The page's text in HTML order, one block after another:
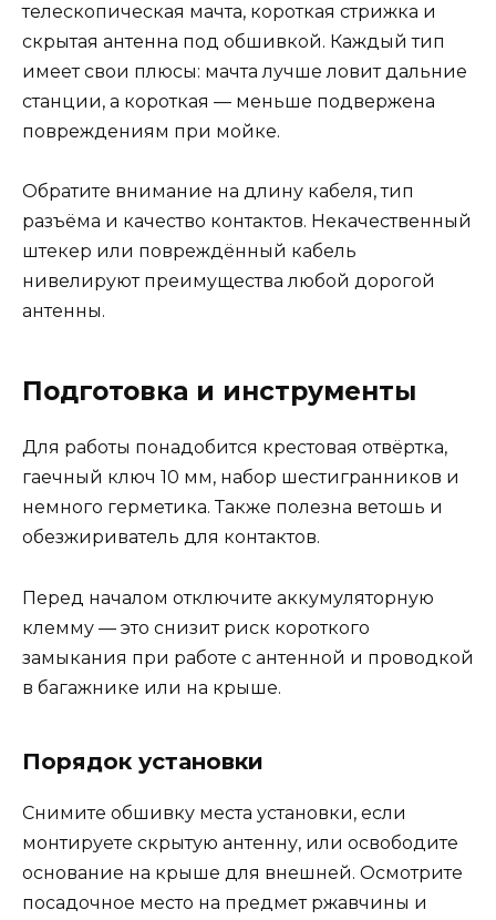
телескопическая мачта, короткая стрижка и
скрытая антенна под обшивкой. Каждый тип
имеет свои плюсы: мачта лучше ловит дальние
станции, а короткая — меньше подвержена
повреждениям при мойке.
Обратите внимание на длину кабеля, тип
разъёма и качество контактов. Некачественный
штекер или повреждённый кабель
нивелируют преимущества любой дорогой
антенны.
Подготовка и инструменты
Для работы понадобится крестовая отвёртка,
гаечный ключ 10 мм, набор шестигранников и
немного герметика. Также полезна ветошь и
обезжириватель для контактов.
Перед началом отключите аккумуляторную
клемму — это снизит риск короткого
замыкания при работе с антенной и проводкой
в багажнике или на крыше.
Порядок установки
Снимите обшивку места установки, если
монтируете скрытую антенну, или освободите
основание на крыше для внешней. Осмотрите
посадочное место на предмет ржавчины и